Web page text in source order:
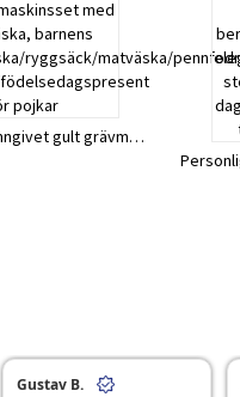
Personligt namngivet gult grävmaskinsset med skolväska, barnens vattenflaska/ryggsäck/matväska/pennfodral, skolstart/födelsedagspresent för pojkar
Gustav B.